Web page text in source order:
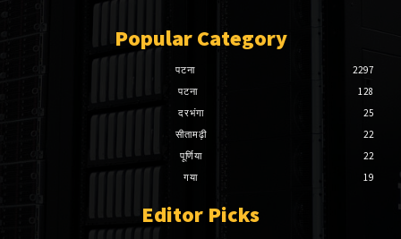
Popular Category
पटना
2297
पटना
128
दरभंगा
25
सीतामढ़ी
22
पूर्णिया
22
गया
19
Editor Picks